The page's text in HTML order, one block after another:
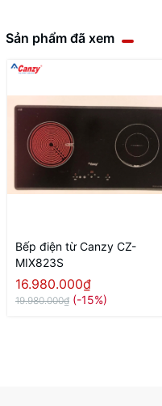
Sản phẩm đã xem
Bếp điện từ Canzy CZ-
MIX823S
16.980.000₫
19.980.000₫ (-15%)